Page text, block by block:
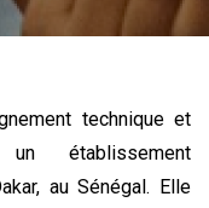
technique et
établissement
au Sénégal. Elle